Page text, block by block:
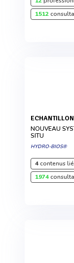
1512
NOUVEAU
SITU
HYDRO-BIOS®
4contenus
1974